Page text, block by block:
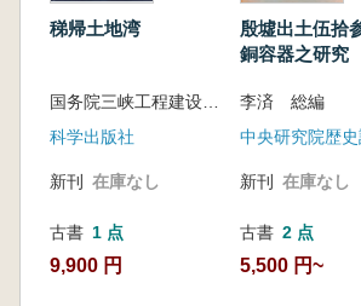
撰、文学创作等诸多领域,具有很
值、文物价值和审美价值。
纸是书写材料,为书写提供便利。
字、娴熟的技艺、精美的幅式、
得以长期保存。而书写用纸的发
书写形态和样式的进程,彰显着书
总总,承载着绚丽的文化形态,全面
着璀璨的中国古代书法史。
稊帰土地湾
科学出版社
新刊 在庫なし
古書 1 点
9,900 円
殷墟出土伍拾
銅容器之研究
李済 総編
新刊 在庫なし
古書 2 点
5,500 円~